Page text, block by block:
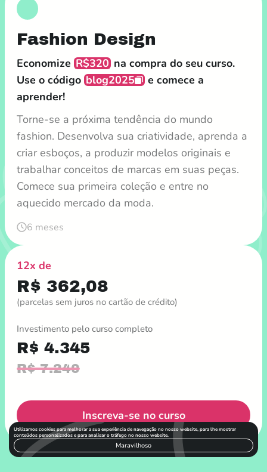
Fashion Design
Economize R$320 na compra do seu curso.
Use o código blog2025
e comece a
aprender!
Torne-se a próxima tendência do mundo
fashion. Desenvolva sua criatividade, aprenda a
criar esboços, a produzir modelos originais e
trabalhar conceitos de marcas em suas peças.
Comece sua primeira coleção e entre no
aquecido mercado da moda.
6 meses
12x de
R$ 362,08
(parcelas sem juros no cartão de crédito)
Investimento pelo curso completo
R$ 4.345
R$ 7.240
Inscreva-se no curso
Utilizamos cookies para melhorar a sua experiência de navegação no nosso website, para lhe mostrar
conteúdos personalizados e para analisar o tráfego no nosso website.
Maravilhoso